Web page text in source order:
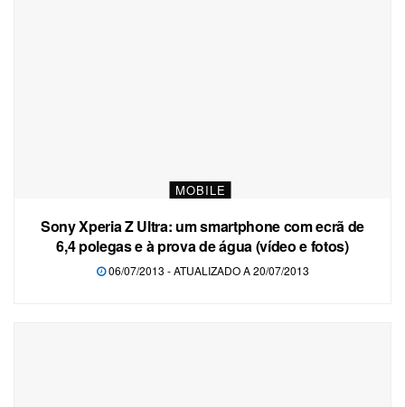
MOBILE
Sony Xperia Z Ultra: um smartphone com ecrã de
6,4 polegas e à prova de água (vídeo e fotos)
06/07/2013 - ATUALIZADO A 20/07/2013